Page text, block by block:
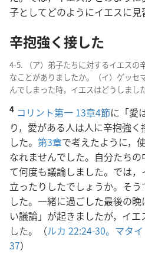
子としてどのようにイエスに見
辛抱強く接した
4-5. （ア）弟子たちに対するイエスの
なことがありましたか。（イ）ゲッセ
んでしまった時，イエスはどうしまし
4 コリント第一 13章4節に「愛
り，愛がある人は人に辛抱強
した。 第3章で考えたように，
なれませんでした。自分たち
て何度も議論しました。では
立ったりしたでしょうか。そ
した。一緒に過ごした最後の
い議論」が起きましたが，イ
した。（ルカ 22:24-30。 マタイ
37）